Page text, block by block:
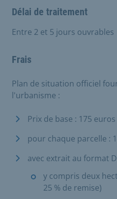
Délai de traitement
Entre 2 et 5 jours ouvrables
Frais
Plan de situation officiel
l'urbanisme :
Prix de base : 175 euros
pour chaque parcelle :
avec extrait au format
y compris deux
25 % de remise)